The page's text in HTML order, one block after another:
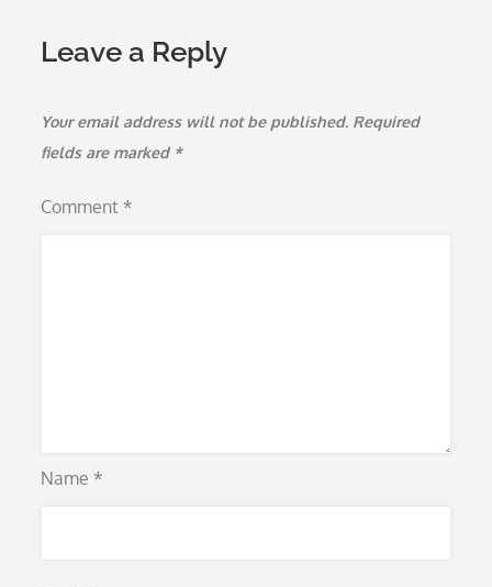
Leave a Reply
Your email address will not be published. Required
fields are marked *
Comment *
Name *